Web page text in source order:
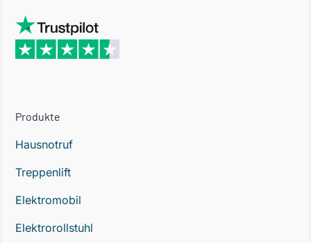
Produkte
Hausnotruf
Treppenlift
Elektromobil
Elektrorollstuhl